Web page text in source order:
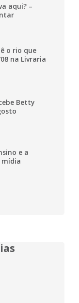
aqui? –
o rio que
na Livraria
Betty
e a
mídia